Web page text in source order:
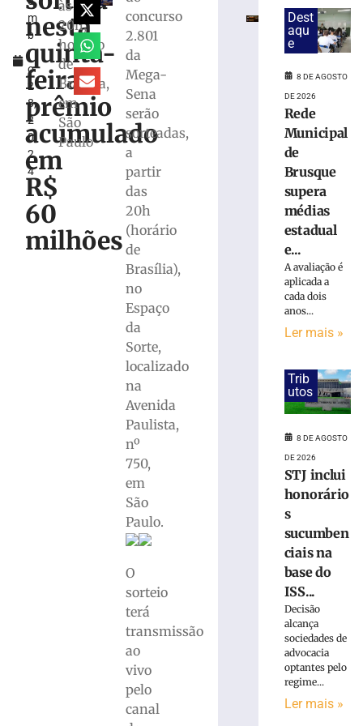
m
b
r
o
2
8,
2
0
2
4
nesta
quinta-
feira
prêmio
acumulado
em
R$
60
milhões
às
20h,
horário
de
Brasília,
em
São
Paulo
concurso
2.801
da
Mega-
Sena
serão
sorteadas,
a
partir
das
20h
(horário
de
Brasília),
no
Espaço
da
Sorte,
localizado
na
Avenida
Paulista,
nº
750,
em
São
Paulo.
O
sorteio
terá
transmissão
ao
vivo
pelo
canal
mensagens
íntimas
termina
condenação
Horóscopo
previsões
sábado
(08/08)
Prefeitura
apresenta
projeto
Brusque
Dest
aqu
e
8 DE AGOSTO
DE 2026
Rede
Municipal
de
Brusque
supera
médias
estadual
e...
A avaliação é
aplicada a
cada dois
anos...
Ler mais »
Trib
utos
8 DE AGOSTO
DE 2026
STJ inclui
honorário
s
sucumben
ciais na
base do
ISS...
Decisão
alcança
sociedades de
advocacia
optantes pelo
regime...
Ler mais »